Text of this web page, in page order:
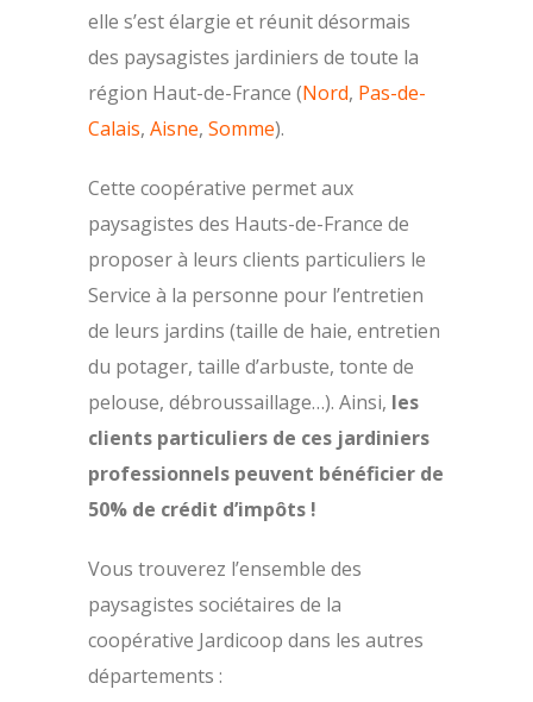
elle s’est élargie et réunit désormais
des paysagistes jardiniers de toute la
région Haut-de-France (Nord, Pas-de-
Calais, Aisne, Somme).
Cette coopérative permet aux
paysagistes des Hauts-de-France de
proposer à leurs clients particuliers le
Service à la personne pour l’entretien
de leurs jardins (taille de haie, entretien
du potager, taille d’arbuste, tonte de
pelouse, débroussaillage…). Ainsi, les
clients particuliers de ces jardiniers
professionnels peuvent bénéficier de
50% de crédit d’impôts !
Vous trouverez l’ensemble des
paysagistes sociétaires de la
coopérative Jardicoop dans les autres
départements :